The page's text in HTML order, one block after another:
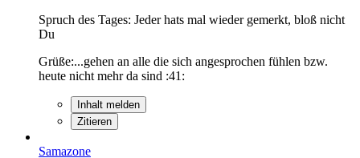
Spruch des Tages: Jeder hats mal wieder gemerkt, bloß nicht
Du
Grüße:...gehen an alle die sich angesprochen fühlen bzw.
heute nicht mehr da sind :41:
Inhalt melden
Zitieren
Samazone